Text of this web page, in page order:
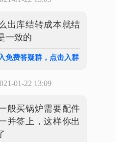
出库结转成本就结
一致的
免费答疑群，点击入群
01-22 13:09
般买锅炉需要配件
并签上，这样你出